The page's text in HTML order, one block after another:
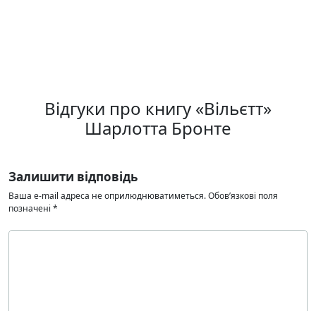
Відгуки про книгу «Вільєтт»
Шарлотта Бронте
Залишити відповідь
Ваша e-mail адреса не оприлюднюватиметься.Обов’язкові поля
позначені *